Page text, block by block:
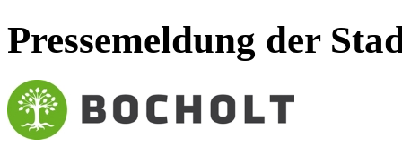
Pressemeldung der